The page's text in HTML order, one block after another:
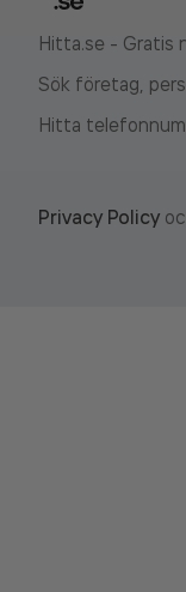
Hitta.se - Gratis
Sök företag,
Hitta
Privacy Policy